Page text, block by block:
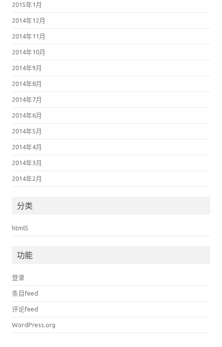
2015年1月
2014年12月
2014年11月
2014年10月
2014年9月
2014年8月
2014年7月
2014年6月
2014年5月
2014年4月
2014年3月
2014年2月
分类
html5
功能
登录
条目feed
评论feed
WordPress.org